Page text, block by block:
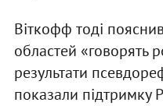
Віткофф тоді
областей «говорять
результати
показали підтримку